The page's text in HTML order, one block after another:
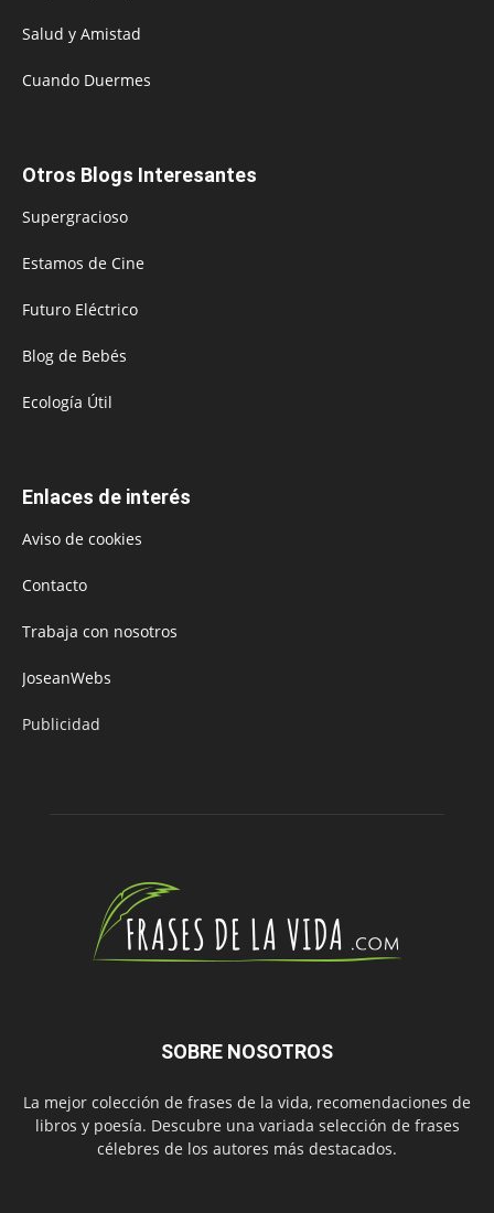
Salud y Amistad
Cuando Duermes
Otros Blogs Interesantes
Supergracioso
Estamos de Cine
Futuro Eléctrico
Blog de Bebés
Ecología Útil
Enlaces de interés
Aviso de cookies
Contacto
Trabaja con nosotros
JoseanWebs
Publicidad
SOBRE NOSOTROS
La mejor colección de frases de la vida, recomendaciones de
libros y poesía. Descubre una variada selección de frases
célebres de los autores más destacados.